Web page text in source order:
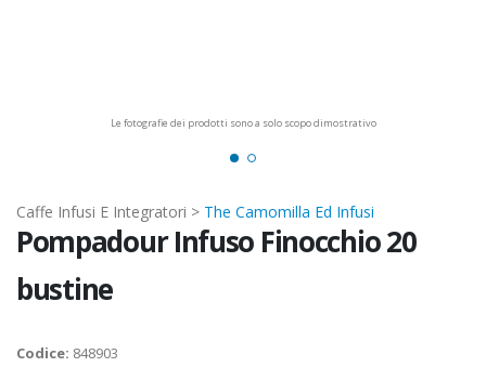
Le fotografie dei prodotti sono a solo scopo dimostrativo
Caffe Infusi E Integratori > The Camomilla Ed Infusi
Pompadour Infuso Finocchio 20
bustine
Codice: 848903